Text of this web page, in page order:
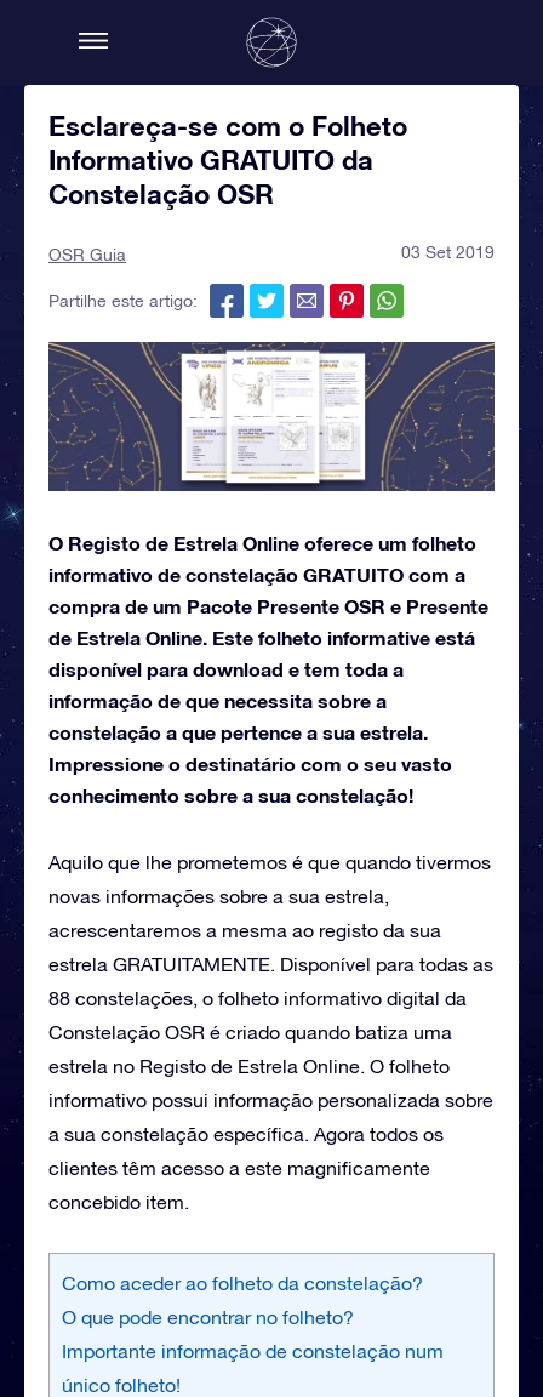
Esclareça-se com o Folheto
Informativo GRATUITO da
Constelação OSR
OSR Guia 03 Set 2019
Partilhe este artigo:
O Registo de Estrela Online oferece um folheto
informativo de constelação GRATUITO com a
compra de um Pacote Presente OSR e Presente
de Estrela Online. Este folheto informative está
disponível para download e tem toda a
informação de que necessita sobre a
constelação a que pertence a sua estrela.
Impressione o destinatário com o seu vasto
conhecimento sobre a sua constelação!
Aquilo que lhe prometemos é que quando tivermos
novas informações sobre a sua estrela,
acrescentaremos a mesma ao registo da sua
estrela GRATUITAMENTE. Disponível para todas as
88 constelações, o folheto informativo digital da
Constelação OSR é criado quando batiza uma
estrela no Registo de Estrela Online. O folheto
informativo possui informação personalizada sobre
a sua constelação específica. Agora todos os
clientes têm acesso a este magnificamente
concebido item.
Como aceder ao folheto da constelação?
O que pode encontrar no folheto?
Importante informação de constelação num
único folheto!